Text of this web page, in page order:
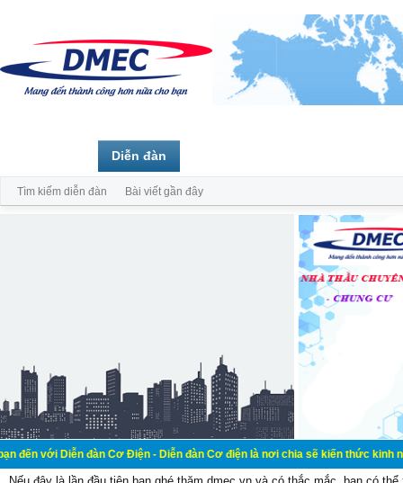
đàn Cơ Điện - Diễn đàn Cơ điện là nơi chia sẽ kiến thức kinh nghiệm
Diễn đàn
Tìm kiếm diễn đàn Bài viết gần đây